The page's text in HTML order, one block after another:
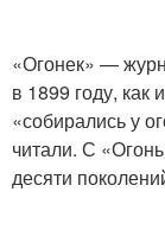
«Огонек» —
в 1899 году, как
«собирались у
читали. С
десяти